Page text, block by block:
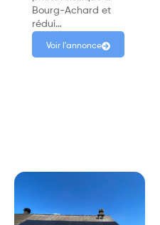
Bourg-Achard et
rédui…
Voir l'annonce